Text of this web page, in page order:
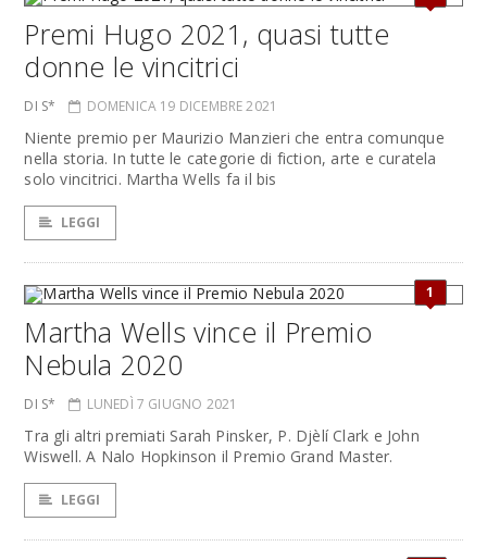
Premi Hugo 2021, quasi tutte
donne le vincitrici
DI S* DOMENICA 19 DICEMBRE 2021
Niente premio per Maurizio Manzieri che entra comunque
nella storia. In tutte le categorie di fiction, arte e curatela
solo vincitrici. Martha Wells fa il bis
LEGGI
1
Martha Wells vince il Premio
Nebula 2020
DI S* LUNEDÌ 7 GIUGNO 2021
Tra gli altri premiati Sarah Pinsker, P. Djèlí Clark e John
Wiswell. A Nalo Hopkinson il Premio Grand Master.
LEGGI